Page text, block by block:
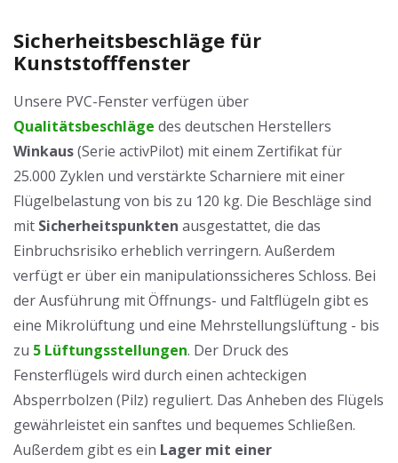
Sicherheitsbeschläge für
Kunststofffenster
Unsere PVC-Fenster verfügen über
Qualitätsbeschläge des deutschen Herstellers
Winkaus(Serie activPilot) mit einem Zertifikat für
25.000 Zyklen und verstärkte Scharniere mit einer
Flügelbelastung von bis zu 120 kg. Die Beschläge sind
mit Sicherheitspunkten ausgestattet, die das
Einbruchsrisiko erheblich verringern. Außerdem
verfügt er über ein manipulationssicheres Schloss. Bei
der Ausführung mit Öffnungs- und Faltflügeln gibt es
eine Mikrolüftung und eine Mehrstellungslüftung - bis
zu 5 Lüftungsstellungen. Der Druck des
Fensterflügels wird durch einen achteckigen
Absperrbolzen (Pilz) reguliert. Das Anheben des Flügels
gewährleistet ein sanftes und bequemes Schließen.
Außerdem gibt es ein Lager mit einer